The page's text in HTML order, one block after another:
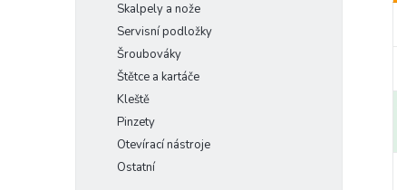
Skalpely a nože
Servisní podložky
Šroubováky
Štětce a kartáče
Kleště
Pinzety
Otevírací nástroje
Ostatní